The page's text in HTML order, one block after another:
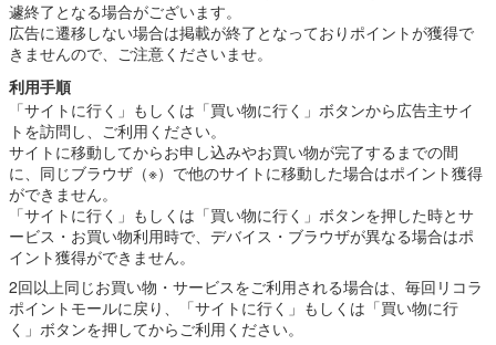
遽終了となる場合がございます。
広告に遷移しない場合は掲載が終了となっておりポイントが獲得で
きませんので、ご注意くださいませ。
利用手順
「サイトに行く」もしくは「買い物に行く」ボタンから広告主サイ
トを訪問し、ご利用ください。
サイトに移動してからお申し込みやお買い物が完了するまでの間
に、同じブラウザ（※）で他のサイトに移動した場合はポイント獲得
ができません。
「サイトに行く」もしくは「買い物に行く」ボタンを押した時とサ
ービス・お買い物利用時で、デバイス・ブラウザが異なる場合はポ
イント獲得ができません。
2回以上同じお買い物・サービスをご利用される場合は、毎回リコラ
ポイントモールに戻り、「サイトに行く」もしくは「買い物に行
く」ボタンを押してからご利用ください。